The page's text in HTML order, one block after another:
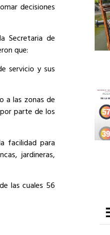
decisiones
Secretaria de
que:
servicio y sus
a las zonas de
parte de los
facilidad para
jardineras,
las cuales 56